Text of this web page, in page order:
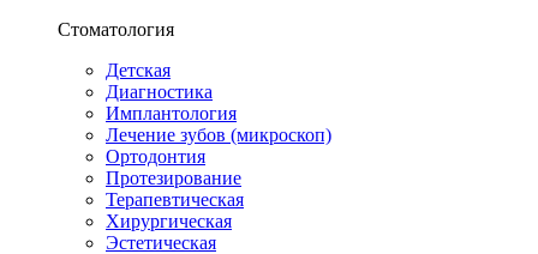
Стоматология
Детская
Диагностика
Имплантология
Лечение зубов (микроскоп)
Ортодонтия
Протезирование
Терапевтическая
Хирургическая
Эстетическая